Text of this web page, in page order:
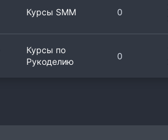
Курсы SMM 0
Курсы по
Рукоделию
0